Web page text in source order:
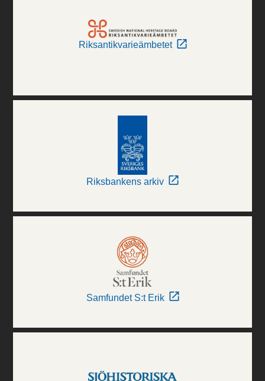
Riksantikvarieämbetet
Riksbankens arkiv
Samfundet S:t Erik